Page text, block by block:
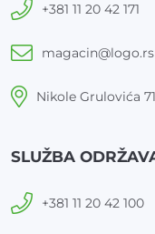
+381 11 20 42 171
magacin@logo.rs
Nikole Grulovića
SLUŽBA
+381 11 20 42 100